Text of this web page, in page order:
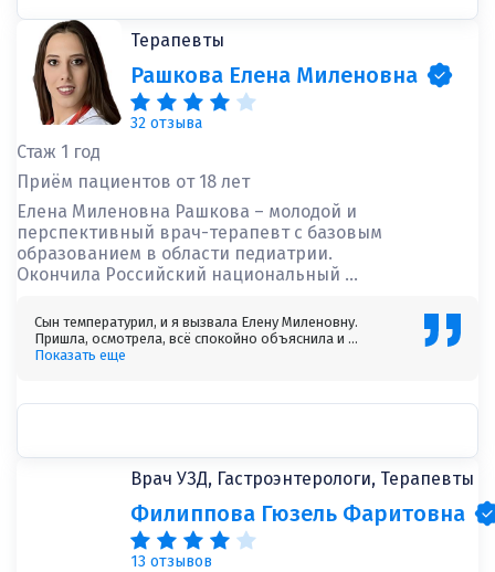
Терапевты
Рашкова Елена Миленовна
32 отзыва
Стаж 1 год
Приём пациентов от 18 лет
Елена Миленовна Рашкова – молодой и
перспективный врач-терапевт с базовым
образованием в области педиатрии.
Окончила Российский национальный ...
Сын температурил, и я вызвала Елену Миленовну.
Пришла, осмотрела, всё спокойно объяснила и ...
Показать еще
Врач УЗД, Гастроэнтерологи, Терапевты
Филиппова Гюзель Фаритовна
13 отзывов